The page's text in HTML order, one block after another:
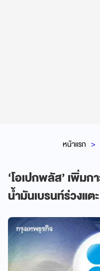
หน้าแรก
‘โอเปกพลัส’ เพิ่ม
น้ำมันเบรนท์ร่วงแต